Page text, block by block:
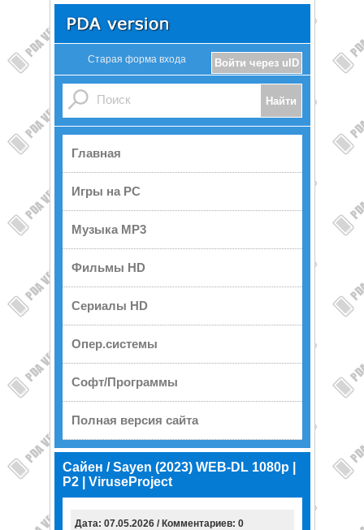
Войти через uID
Старая форма входа
Главная
Игры на PC
Музыка MP3
Фильмы HD
Сериалы HD
Опер.системы
Софт/Программы
Полная версия сайта
Сайен / Sayen (2023) WEB-DL 1080p |
P2 | ViruseProject
Дата: 07.05.2026 / Комментариев: 0